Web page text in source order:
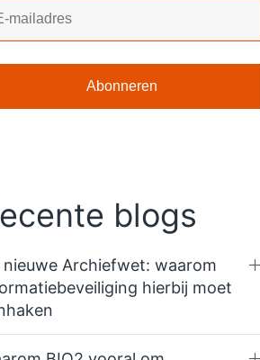
blogs
nieuwe Archiefwet: waarom
hierbij moet